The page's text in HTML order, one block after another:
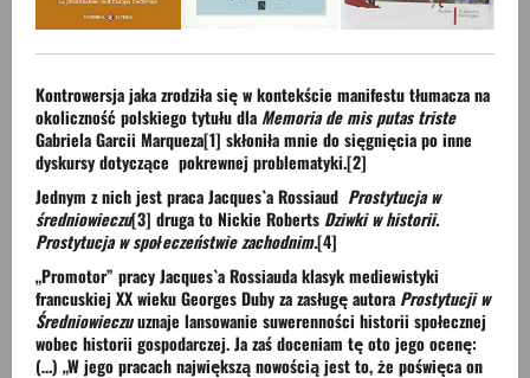
Kontrowersja jaka zrodziła się w kontekście manifestu tłumacza na
okoliczność polskiego tytułu dla Memoria de mis putas triste
Gabriela Garcii Marqueza[1] skłoniła mnie do sięgnięcia po inne
dyskursy dotyczące pokrewnej problematyki.[2]
Jednym z nich jest praca Jacques`a Rossiaud Prostytucja w
średniowieczu[3] druga to Nickie Roberts Dziwki w historii.
Prostytucja w społeczeństwie zachodnim.[4]
„Promotor” pracy Jacques`a Rossiauda klasyk mediewistyki
francuskiej XX wieku Georges Duby za zasługę autora Prostytucji w
Średniowieczuuznaje lansowanie suwerenności historii społecznej
wobec historii gospodarczej. Ja zaś doceniam tę oto jego ocenę:
(…) „W jego pracach największą nowością jest to, że poświęca on